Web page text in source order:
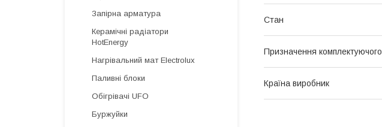
Стан
Призначення комплектуючого
Країна виробник
Запірна арматура
Керамічні радіатори
HotEnergy
Нагрівальний мат Electrolux
Паливні блоки
Обігрівачі UFO
Буржуйки